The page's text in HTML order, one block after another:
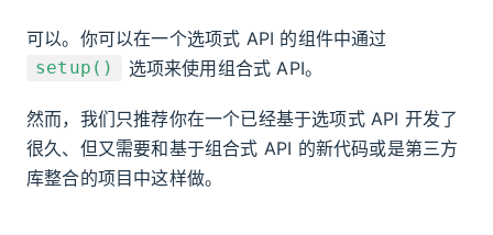
可以。你可以在一个选项式 API 的组件中通过
setup() 选项来使用组合式 API。
然而，我们只推荐你在一个已经基于选项式 API 开发了
很久、但又需要和基于组合式 API 的新代码或是第三方
库整合的项目中这样做。